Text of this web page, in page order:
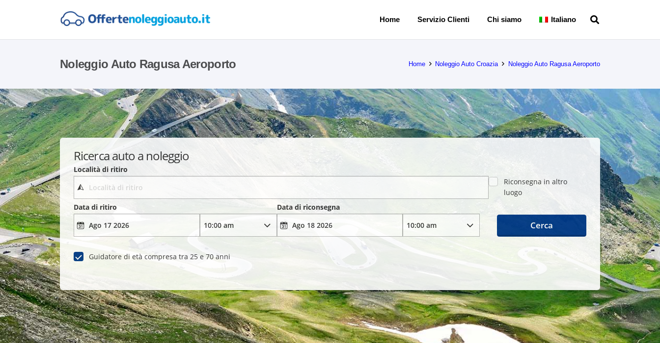
Home Servizio Clienti Chi siamo Italiano
Noleggio Auto Ragusa Aeroporto Home Noleggio Auto Croazia Noleggio Auto Ragusa Aeroporto
Ricerca auto a noleggio
Località di ritiro
Riconsegna in altro
luogo
Data di ritiro
Data di riconsegna
Guidatore di età compresa tra 25 e 70 anni
Cerca